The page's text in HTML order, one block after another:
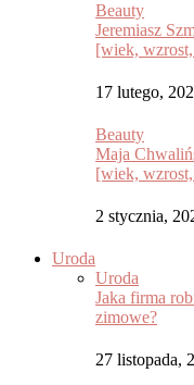
Beauty
Jeremiasz
[wiek,
17 lutego,
Beauty
Maja
[wiek,
2 stycznia,
Uroda
Uroda
Jaka firma
zimowe?
27 listopada,